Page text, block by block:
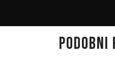
PODOBNI